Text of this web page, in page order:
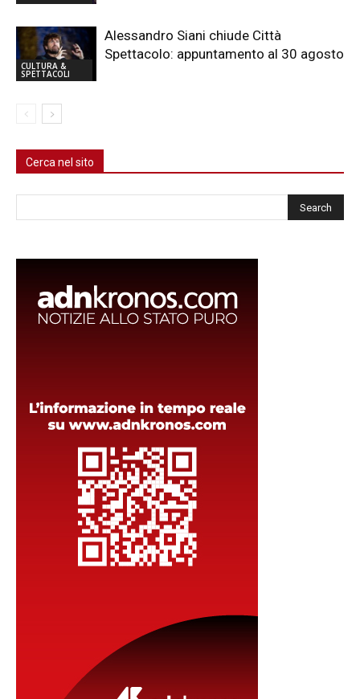
CULTURA &
SPETTACOLI
Alessandro Siani chiude Città
Spettacolo: appuntamento al 30 agosto
Cerca nel sito